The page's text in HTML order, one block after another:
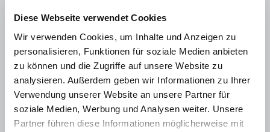
Diese Webseite verwendet Cookies
Wir verwenden Cookies, um Inhalte und Anzeigen zu
personalisieren, Funktionen für soziale Medien anbieten
zu können und die Zugriffe auf unsere Website zu
analysieren. Außerdem geben wir Informationen zu Ihrer
Verwendung unserer Website an unsere Partner für
soziale Medien, Werbung und Analysen weiter. Unsere
Partner führen diese Informationen möglicherweise mit
nachhaltig weiter. Indem wir uns an innovativen Programmen und
Kommune und Fairtrade-Stadt beteiligen, setzen wir qualitative
Standards und schärfen in sichtbarer Weise das Profil der Stadt.
Wir sind offen für neue Ideen und setzen auf agile
Herangehensweisen.
Wir sind ein starkes Team
Unsere Mitarbeitenden arbeiten engagiert, selbstständig und
verantwortungsbewusst. Darüber hinaus begreifen sie sich als
Teil des Teams und bringen ihre Stärken ein. Wir legen Wert auf